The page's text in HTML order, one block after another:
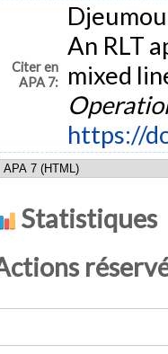
Citer en
APA 7:
Djeumou
An RLT
mixed
https://
Statistiques